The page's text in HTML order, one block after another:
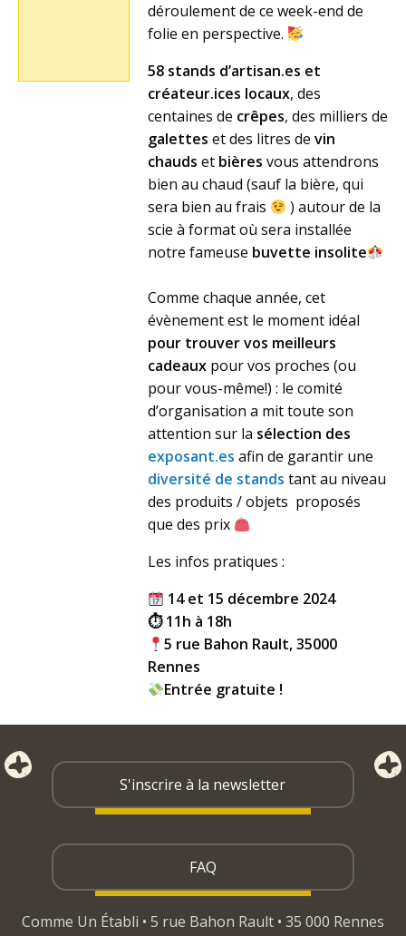
déroulement de ce week-end de
folie en perspective.
58 stands d’artisan.es et
créateur.ices locaux, des
centaines de crêpes, des milliers de
galettes et des litres de vin
chauds et bières vous attendrons
bien au chaud (sauf la bière, qui
sera bien au frais
) autour de la
scie à format où sera installée
notre fameuse buvette insolite
Comme chaque année, cet
évènement est le moment idéal
pour trouver vos meilleurs
cadeaux pour vos proches (ou
pour vous-même!) : le comité
d’organisation a mit toute son
attention sur la sélection des
exposant.es afin de garantir une
diversité de stands tant au niveau
des produits / objets proposés
que des prix
Les infos pratiques :
14 et 15 décembre 2024
⏱ 11h à 18h
5 rue Bahon Rault, 35000
Rennes
Entrée gratuite !
S'inscrire à la newsletter
FAQ
Comme Un Établi • 5 rue Bahon Rault • 35 000 Rennes